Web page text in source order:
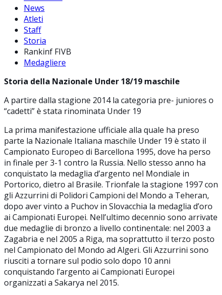
News
Atleti
Staff
Storia
Rankinf FIVB
Medagliere
Storia della Nazionale Under 18/19 maschile
A partire dalla stagione 2014 la categoria pre- juniores o
“cadetti” è stata rinominata Under 19
La prima manifestazione ufficiale alla quale ha preso
parte la Nazionale Italiana maschile Under 19 è stato il
Campionato Europeo di Barcellona 1995, dove ha perso
in finale per 3-1 contro la Russia. Nello stesso anno ha
conquistato la medaglia d’argento nel Mondiale in
Portorico, dietro al Brasile. Trionfale la stagione 1997 con
gli Azzurrini di Polidori Campioni del Mondo a Teheran,
dopo aver vinto a Puchov in Slovacchia la medaglia d’oro
ai Campionati Europei. Nell’ultimo decennio sono arrivate
due medaglie di bronzo a livello continentale: nel 2003 a
Zagabria e nel 2005 a Riga, ma soprattutto il terzo posto
nel Campionato del Mondo ad Algeri. Gli Azzurrini sono
riusciti a tornare sul podio solo dopo 10 anni
conquistando l’argento ai Campionati Europei
organizzati a Sakarya nel 2015.